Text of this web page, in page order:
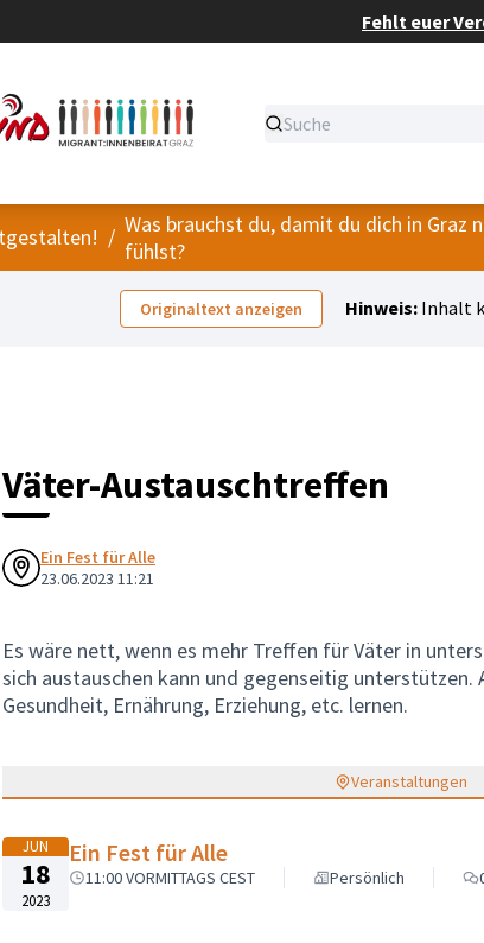
Fehlt euer
/ Was brauchst du, damit du dich in Graz
fühlst?
Originaltext anzeigen Hinweis: Inhalt
Väter-Austauschtreffen
Ein Fest für Alle
23.06.2023 11:21
Es wäre nett, wenn es mehr Treffen für Väter in
sich austauschen kann und gegenseitig
Gesundheit, Ernährung, Erziehung, etc. lernen.
Veranstaltungen
JUN
18
2023
Ein Fest für Alle
11:00 VORMITTAGS CEST Persönlich